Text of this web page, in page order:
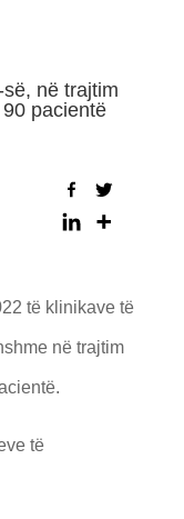
në trajtim
pacientë
të klinikave të
në trajtim
të